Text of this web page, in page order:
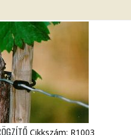
Cikkszám: R1003